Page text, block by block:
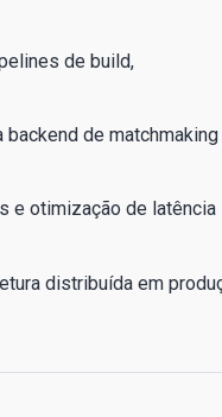
de build,
de
e otimização de latência
distribuída em